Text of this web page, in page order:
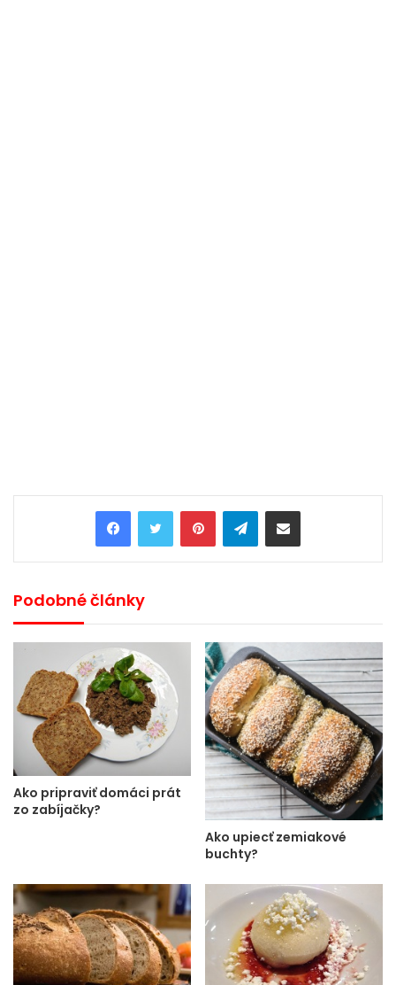
PinterestTelegramShare via Email
Podobné články
Ako pripraviť domáci prát
zo zabíjačky?
Ako upiecť zemiakové
buchty?